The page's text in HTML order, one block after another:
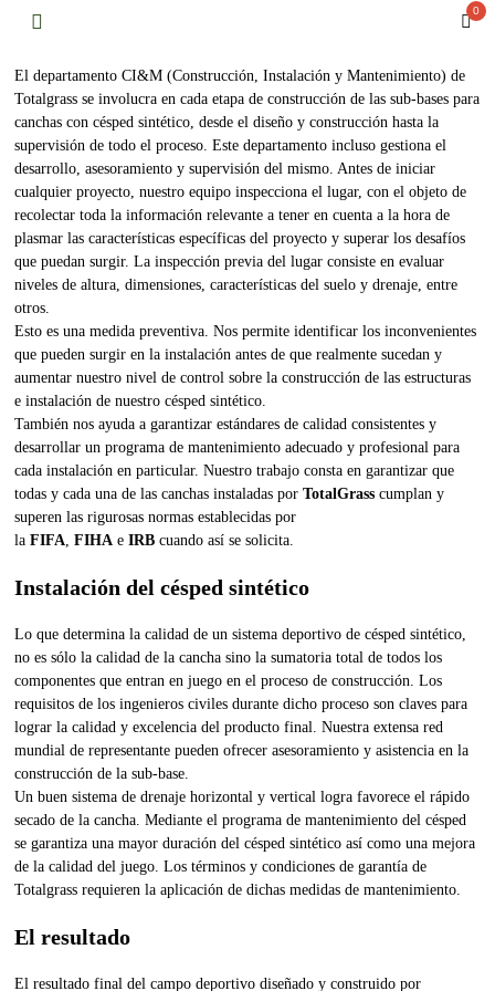
0
El departamento CI&M (Construcción, Instalación y Mantenimiento) de
Totalgrass se involucra en cada etapa de construcción de las sub-bases para
canchas con césped sintético, desde el diseño y construcción hasta la
supervisión de todo el proceso. Este departamento incluso gestiona el
desarrollo, asesoramiento y supervisión del mismo. Antes de iniciar
cualquier proyecto, nuestro equipo inspecciona el lugar, con el objeto de
recolectar toda la información relevante a tener en cuenta a la hora de
plasmar las características específicas del proyecto y superar los desafíos
que puedan surgir. La inspección previa del lugar consiste en evaluar
niveles de altura, dimensiones, características del suelo y drenaje, entre
otros.
Esto es una medida preventiva. Nos permite identificar los inconvenientes
que pueden surgir en la instalación antes de que realmente sucedan y
aumentar nuestro nivel de control sobre la construcción de las estructuras
e instalación de nuestro césped sintético.
También nos ayuda a garantizar estándares de calidad consistentes y
desarrollar un programa de mantenimiento adecuado y profesional para
cada instalación en particular. Nuestro trabajo consta en garantizar que
todas y cada una de las canchas instaladas porTotalGrass cumplan y
superen las rigurosas normas establecidas por
laFIFA,FIHA eIRB cuando así se solicita.
Instalación del césped sintético
Lo que determina la calidad de un sistema deportivo de césped sintético,
no es sólo la calidad de la cancha sino la sumatoria total de todos los
componentes que entran en juego en el proceso de construcción. Los
requisitos de los ingenieros civiles durante dicho proceso son claves para
lograr la calidad y excelencia del producto final. Nuestra extensa red
mundial de representante pueden ofrecer asesoramiento y asistencia en la
construcción de la sub-base.
Un buen sistema de drenaje horizontal y vertical logra favorece el rápido
secado de la cancha. Mediante el programa de mantenimiento del césped
se garantiza una mayor duración del césped sintético así como una mejora
de la calidad del juego. Los términos y condiciones de garantía de
Totalgrass requieren la aplicación de dichas medidas de mantenimiento.
El resultado
El resultado final del campo deportivo diseñado y construido por